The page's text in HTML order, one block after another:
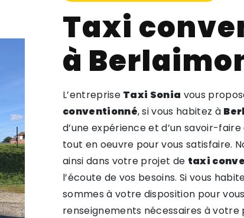
taxi conventionné
à
L’entreprise Taxi Sonia vous
conventionné, si vous habitez à
d’une expérience et d’un savoir-
tout en oeuvre pour vous satisfaire.
ainsi dans votre projet de taxi
l’écoute de vos besoins. Si vous
sommes à votre disposition pour
renseignements nécessaires à votre